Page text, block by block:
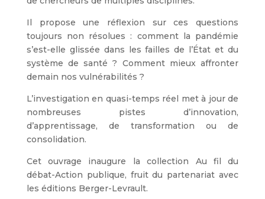
Il propose une réflexion sur ces questions
toujours non résolues : comment la pandémie
s’est-elle glissée dans les failles de l’État et du
système de santé ? Comment mieux affronter
demain nos vulnérabilités ?
L’investigation en quasi-temps réel met à jour de
nombreuses pistes d’innovation,
d’apprentissage, de transformation ou de
consolidation.
Cet ouvrage inaugure la collection Au fil du
débat-Action publique, fruit du partenariat avec
les éditions Berger-Levrault.